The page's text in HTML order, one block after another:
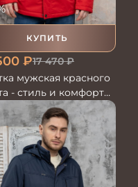
КУПИТЬ
₽17 470₽
мужская красного
- стиль и комфорт
сезона